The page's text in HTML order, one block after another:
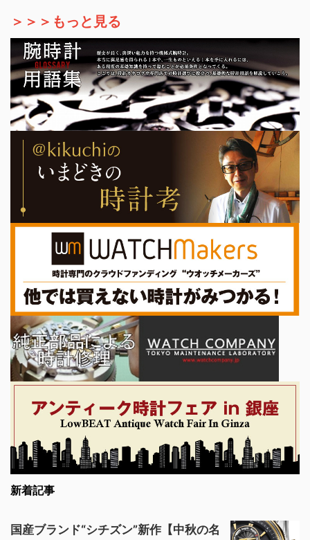
＞＞＞もっと見る
新着記事
国産ブランド“シチズン”新作【中秋の名